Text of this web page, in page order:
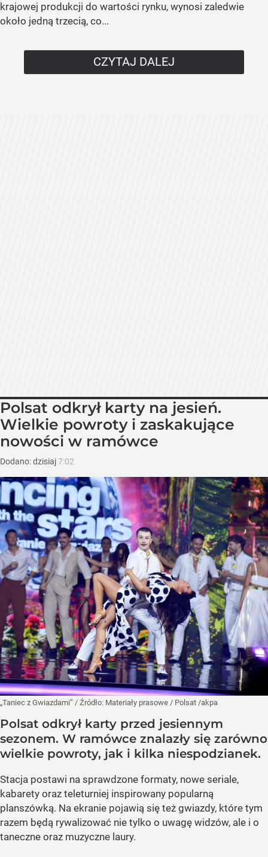
krajowej produkcji do wartości rynku, wynosi zaledwie
około jedną trzecią, co...
CZYTAJ DALEJ
Polsat odkrył karty na jesień.
Wielkie powroty i zaskakujące
nowości w ramówce
Dodano:dzisiaj7:02
„Taniec z Gwiazdami” / Źródło: Materiały prasowe / Polsat /akpa
Polsat odkrył karty przed jesiennym
sezonem. W ramówce znalazły się zarówno
wielkie powroty, jak i kilka niespodzianek.
Stacja postawi na sprawdzone formaty, nowe seriale,
kabarety oraz teleturniej inspirowany popularną
planszówką. Na ekranie pojawią się też gwiazdy, które tym
razem będą rywalizować nie tylko o uwagę widzów, ale i o
taneczne oraz muzyczne laury.